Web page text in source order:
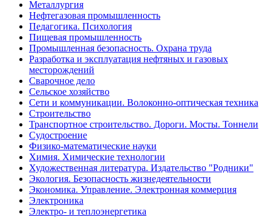
Металлургия
Нефтегазовая промышленность
Педагогика. Психология
Пищевая промышленность
Промышленная безопасность. Охрана труда
Разработка и эксплуатация нефтяных и газовых
месторождений
Сварочное дело
Сельское хозяйство
Сети и коммуникации. Волоконно-оптическая техника
Строительство
Транспортное строительство. Дороги. Мосты. Тоннели
Судостроение
Физико-математические науки
Химия. Химические технологии
Художественная литература. Издательство "Родники"
Экология. Безопасность жизнедеятельности
Экономика. Управление. Электронная коммерция
Электроника
Электро- и теплоэнергетика